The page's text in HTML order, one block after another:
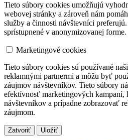
Tieto súbory cookies umožňujú
webovej stránky a zároveň nám
služby a činnosti návštevníci
sprístupnené v anonymizovanej forme.
Marketingové cookies
Tieto súbory cookies sú používané
reklamnými partnermi a môžu byť
záujmov návštevníkov. Tieto súbory
efektívnosť marketingových kampaní,
návštevníkov a prípadne zobrazovať
záujmom.
Zatvoriť Uložiť